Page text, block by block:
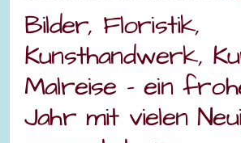
Bilder, Floristik,
Kunsthandwerk,
Malreise – ein
Jahr mit vielen